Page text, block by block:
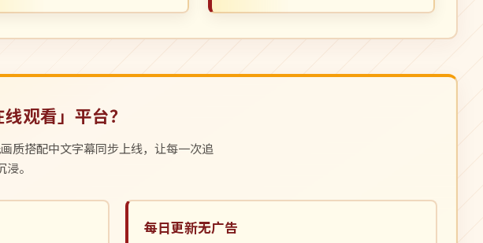
观看」平台？
质搭配中文字幕同步上线，让每一次追
。
每日更新无广告